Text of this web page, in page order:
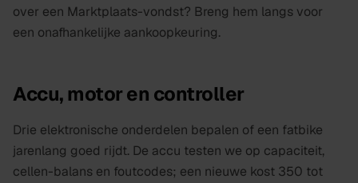
over een Marktplaats-vondst? Breng hem langs voor
een onafhankelijke aankoopkeuring.
Accu, motor en controller
Drie elektronische onderdelen bepalen of een fatbike
jarenlang goed rijdt. De accu testen we op capaciteit,
cellen-balans en foutcodes; een nieuwe kost 350 tot